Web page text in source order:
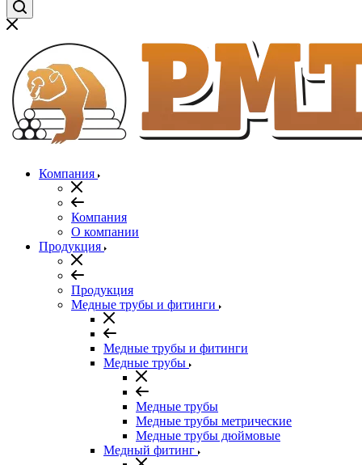
Компания
Компания
О компании
Продукция
Продукция
Медные трубы и фитинги
Медные трубы и фитинги
Медные трубы
Медные трубы
Медные трубы метрические
Медные трубы дюймовые
Медный фитинг